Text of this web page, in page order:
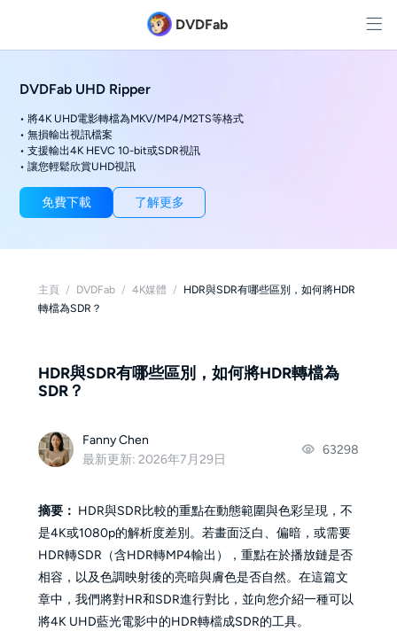
DVDFab
DVDFab UHD Ripper
• 將4K UHD電影轉檔為MKV/MP4/M2TS等格式
• 無損輸出視訊檔案
• 支援輸出4K HEVC 10-bit或SDR視訊
• 讓您輕鬆欣賞UHD視訊
免費下載 了解更多
主頁 / DVDFab / 4K媒體 / HDR與SDR有哪些區別，如何將HDR
轉檔為SDR？
HDR與SDR有哪些區別，如何將HDR轉檔為
SDR？
Fanny Chen
最新更新: 2026年7月29日
63298
摘要： HDR與SDR比較的重點在動態範圍與色彩呈現，不
是4K或1080p的解析度差別。若畫面泛白、偏暗，或需要
HDR轉SDR（含HDR轉MP4輸出），重點在於播放鏈是否
相容，以及色調映射後的亮暗與膚色是否自然。在這篇文
章中，我們將對HR和SDR進行對比，並向您介紹一種可以
將4K UHD藍光電影中的HDR轉檔成SDR的工具。